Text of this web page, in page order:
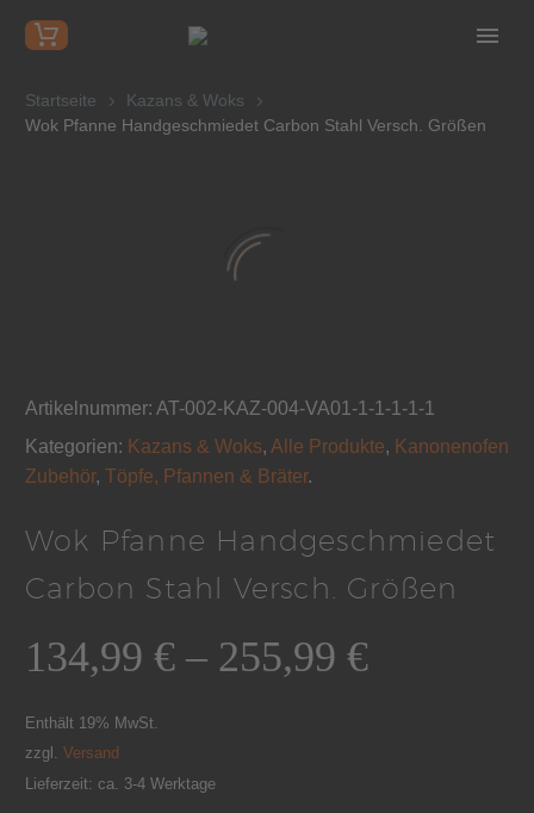
Startseite
Kazans & Woks
Wok Pfanne Handgeschmiedet Carbon Stahl Versch. Größen
Artikelnummer: AT-002-KAZ-004-VA01-1-1-1-1-1
Kategorien: Kazans & Woks, Alle Produkte, Kanonenofen
Zubehör, Töpfe, Pfannen & Bräter.
Wok Pfanne Handgeschmiedet
Carbon Stahl Versch. Größen
134,99 € – 255,99 €
Enthält 19% MwSt.
zzgl. Versand
Lieferzeit: ca. 3-4 Werktage